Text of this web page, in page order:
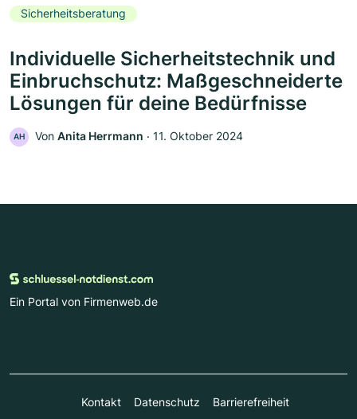
Sicherheitsberatung
Individuelle Sicherheitstechnik und
Einbruchschutz: Maßgeschneiderte
Lösungen für deine Bedürfnisse
AH Von Anita Herrmann ‧ 11. Oktober 2024
Ein Portal von Firmenweb.de
Kontakt Datenschutz
Barrierefreiheit